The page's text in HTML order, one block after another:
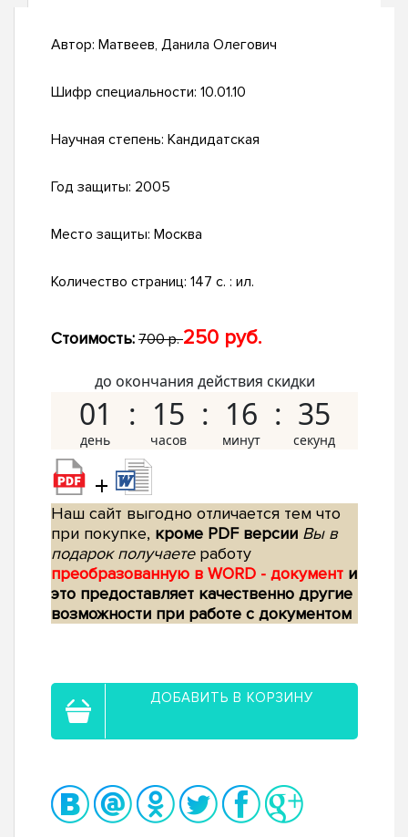
Автор: Матвеев, Данила Олегович
Шифр специальности: 10.01.10
Научная степень: Кандидатская
Год защиты: 2005
Место защиты: Москва
Количество страниц: 147 с. : ил.
Стоимость: 700 р.250 руб.
до окончания действия скидки
01 15 16 34
+
Наш сайт выгодно отличается тем что
при покупке, кроме PDF версии Вы в
подарок получаетеработу
преобразованную в WORD - документ и
это предоставляет качественно другие
возможности при работе с документом
ДОБАВИТЬ В КОРЗИНУ